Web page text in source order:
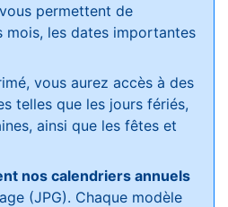
permettent de
mois, les dates importantes
vous aurez accès à des
telles que les jours fériés,
ainsi que les fêtes et
nos calendriers annuels
(JPG). Chaque modèle